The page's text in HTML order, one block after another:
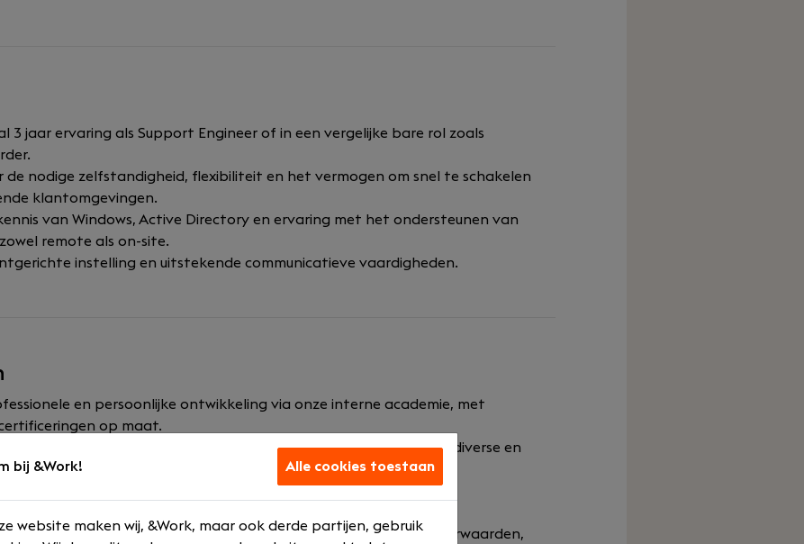
3 jaar ervaring als Support Engineer of in een vergelijke bare rol zoals
de nodige zelfstandigheid, flexibiliteit en het vermogen om snel te schakelen
klantomgevingen.
van Windows, Active Directory en ervaring met het ondersteunen van
remote als on-site.
instelling en uitstekende communicatieve vaardigheden.
en persoonlijke ontwikkeling via onze interne academie, met
op maat.
technieken, dankzij onze hoge partnerstatussen, binnen diverse en
mobiliteitsbudget.
en telefoon (CYO).
tussen de 2500 en 4000 en uitstekende secundaire arbeidsvoorwaarden,
bij &Work! Alle cookies toestaan
website maken wij, &Work, maar ook derde partijen, gebruik